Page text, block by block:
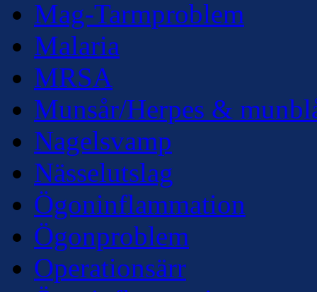
Mag-Tarmproblem
Malaria
MRSA
Munsår/Herpes &
Nagelsvamp
Nässelutslag
Ögoninflammation
Ögonproblem
Operationsärr